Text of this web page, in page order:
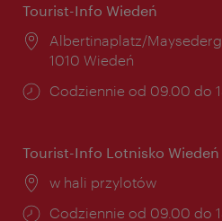
Tourist-Info Wiedeń
Miejsce:
Albertinaplatz/
1010 Wiedeń
Godziny
Codziennie od 09.00 do
Tourist-Info Lotnisko Wiedeń
Miejsce:
w hali przylotów
Godziny
Codziennie od 09.00 do